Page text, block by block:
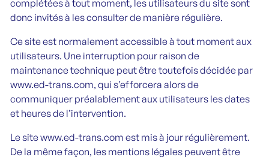
complétées à tout moment, les utilisateurs du site sont
donc invités à les consulter de manière régulière.
Ce site est normalement accessible à tout moment aux
utilisateurs. Une interruption pour raison de
maintenance technique peut être toutefois décidée par
www.ed-trans.com, qui s’efforcera alors de
communiquer préalablement aux utilisateurs les dates
et heures de l’intervention.
Le site www.ed-trans.com est mis à jour régulièrement.
De la même façon, les mentions légales peuvent être